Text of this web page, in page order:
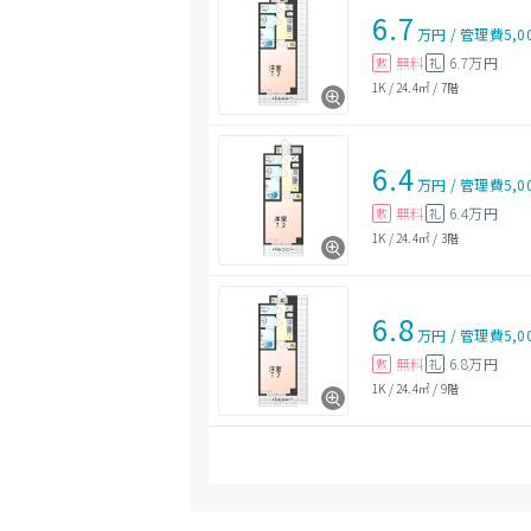
6.7 万円 /管理費
敷 無料 礼 6.7万円
1K / 24.4㎡ / 7階
6.4万円 /管理費
敷 無料 礼 6.4万円
1K / 24.4㎡ / 3階
6.8万円 /管理費
敷 無料 礼 6.8万円
1K / 24.4㎡ / 9階